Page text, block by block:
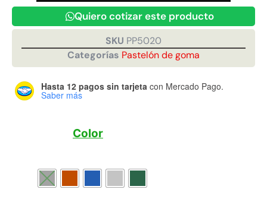
Quiero cotizar este producto
SKU PP5020
Categorías Pastelón de goma
Hasta 12 pagos sin tarjeta con Mercado Pago.
Saber más
Color
$4.859.984 $9.558.557
$4.790.000
Agregar al carrito